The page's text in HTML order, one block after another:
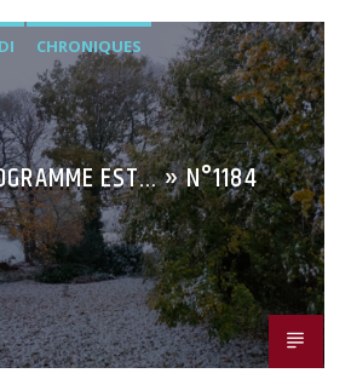
CHRONIQUES
EST… » N°1184